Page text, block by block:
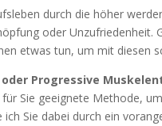
durch die höher
oder
etwas tun, um mit diesen
Progressive
Sie geeignete Methode,
Sie dabei durch ein